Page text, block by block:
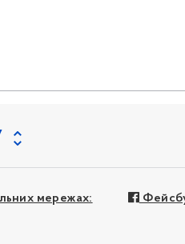
мережах: